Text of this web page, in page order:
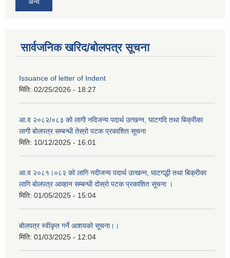
सार्वजनिक खरिद/बोलपत्र सूचना
Issuance of letter of Indent
मिति: 02/25/2026 - 18:27
आ.व २०८२/०८३ को लागी नदिजन्य पदार्थ उत्खन्न, घाटगदि तथा बिक्रीका
लागी बोलपत्र सम्बन्धी तेस्रो पटक प्रकाशित सूचना
मिति: 10/12/2025 - 16:01
आ.व २०८१।०८२ को लागि नदीजन्य पदार्थ उत्खन्न, घाटगद्धी तथा बिक्रीका
लागि बोलपत्र आव्हान सम्बन्धी दोस्रो पटक प्रकाशित सूचना ।
मिति: 01/05/2025 - 15:04
बोलपत्र स्वीकृत गर्ने आशयको सूचना।।
मिति: 01/03/2025 - 12:04